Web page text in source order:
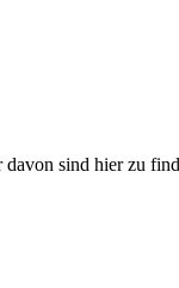
sind hier zu